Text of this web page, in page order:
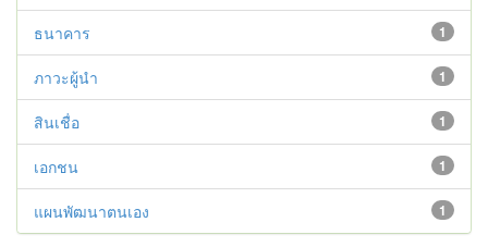
1
ธนาคาร
1
ภาวะผู้นำ
1
สินเชื่อ
1
เอกชน
1
แผนพัฒนาตนเอง